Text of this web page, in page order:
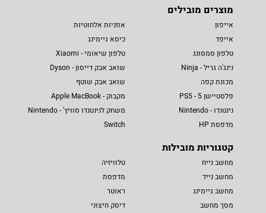
מוצרים מובילים
אייפון
אייפד
טלפון סמסונג
נינג'ה גריל - Ninja
מכונת קפה
פלסטיישן 5 - PS5
נינטנדו - Nintendo
מדפסת HP
אוזניות אלחוטיות
כיסא גיימינג
טלפון שיאומי - Xiaomi
שואב אבק דייסון - Dyson
שואב אבק שוטף
מקבוק - Apple MacBook
משחק לנינטנדו סוויץ' - Nintendo
Switch
קטגוריות מובילות
מחשב נייח
מחשב נייד
מחשב גיימינג
מסך מחשב
טלוויזיה
מדפסת
ראוטר
דיסק חיצוני